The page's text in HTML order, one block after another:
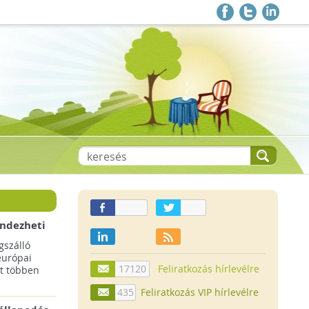
többen
17120
Feliratkozás hírlevélre
435
Feliratkozás VIP hírlevélre